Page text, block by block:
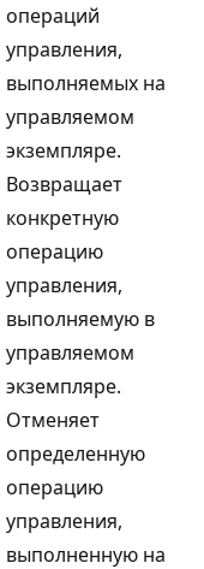
операций
управления,
выполняемых на
управляемом
экземпляре.
Возвращает
конкретную
операцию
управления,
выполняемую в
управляемом
экземпляре.
Отменяет
определенную
операцию
управления,
выполненную на